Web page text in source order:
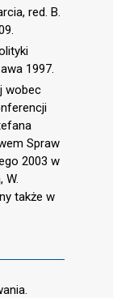
red. B.
1997.
wobec
Spraw
2003 w
W.
także w